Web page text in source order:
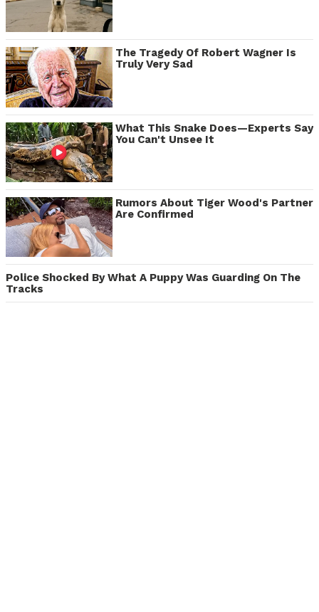
The Tragedy Of Robert Wagner Is
Truly Very Sad
What This Snake Does—Experts Say
You Can't Unsee It
Rumors About Tiger Wood's Partner
Are Confirmed
Police Shocked By What A Puppy Was Guarding On The
Tracks